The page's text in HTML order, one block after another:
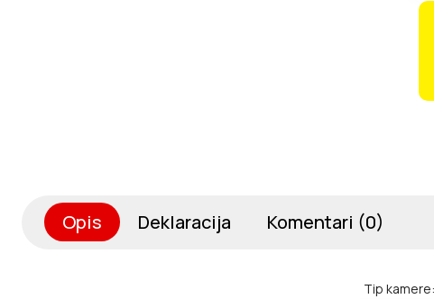
Opis Deklaracija Komentari (0)
Tip kamere: